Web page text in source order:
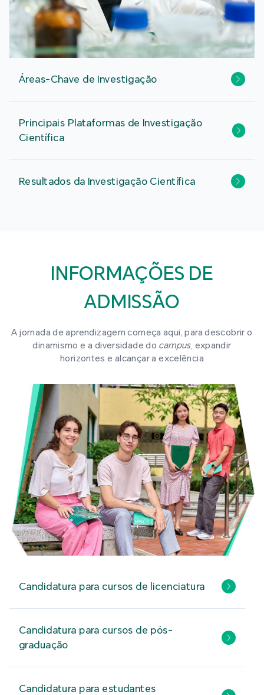
Áreas-Chave de Investigação
Principais Plataformas de Investigação
Científica
Resultados da Investigação Científica
INFORMAÇÕES DE
ADMISSÃO
A jornada de aprendizagem começa aqui, para descobrir o
dinamismo e a diversidade do campus, expandir
horizontes e alcançar a excelência
Candidatura para cursos de licenciatura
Candidatura para cursos de pós-
graduação
Candidatura para estudantes